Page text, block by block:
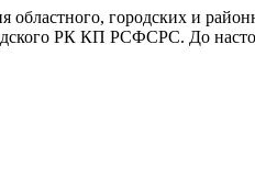
областного, городских и
РК КП РСФСРС. До